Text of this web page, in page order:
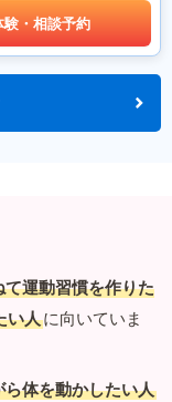
験・相談予約
運動習慣を作りた
い人に向いていま
体を動かしたい人